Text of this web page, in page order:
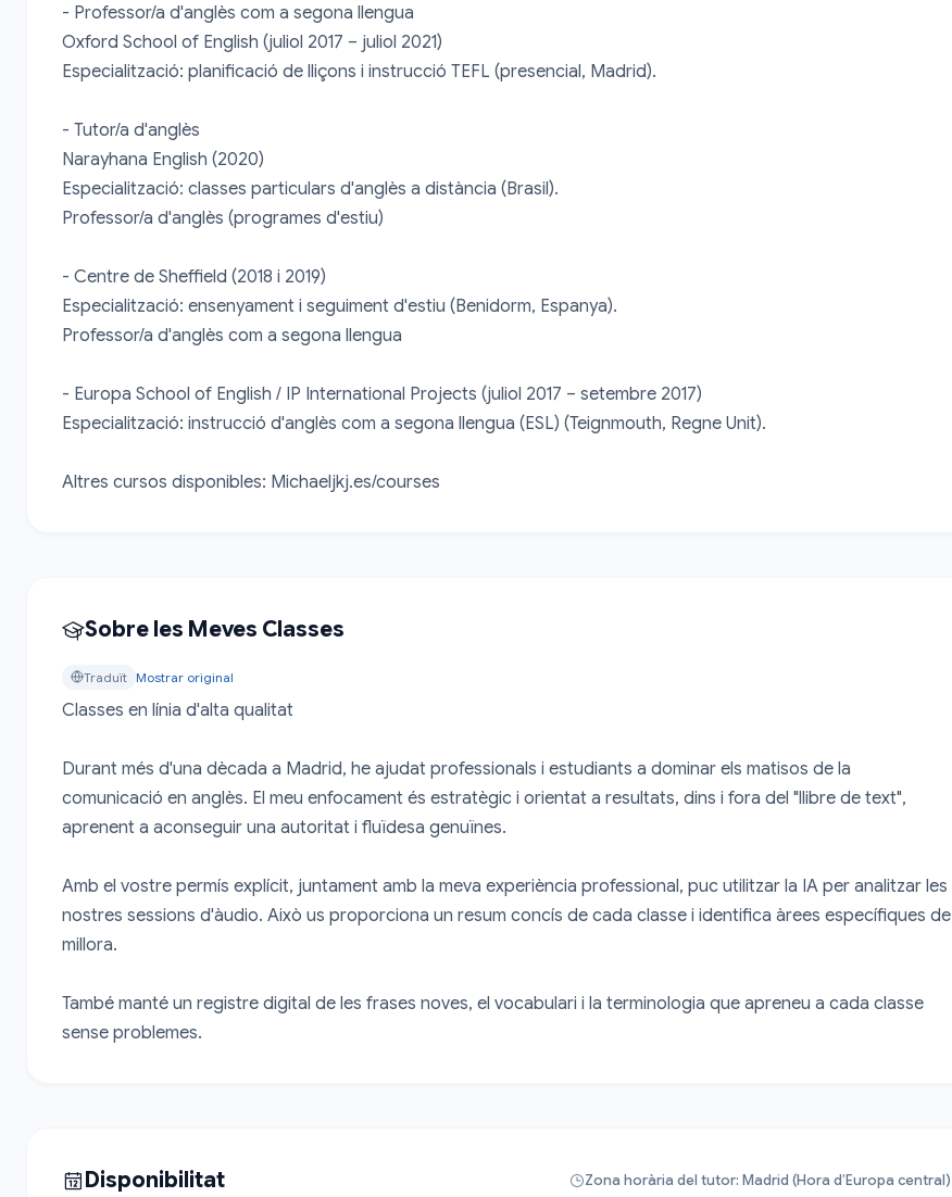
- Professor/a d'anglès com a segona llengua
Oxford School of English (juliol 2017 – juliol 2021)
Especialització: planificació de lliçons i instrucció TEFL (presencial, Madrid).
- Tutor/a d'anglès
Narayhana English (2020)
Especialització: classes particulars d'anglès a distància (Brasil).
Professor/a d'anglès (programes d'estiu)
- Centre de Sheffield (2018 i 2019)
Especialització: ensenyament i seguiment d'estiu (Benidorm, Espanya).
Professor/a d'anglès com a segona llengua
- Europa School of English / IP International Projects (juliol 2017 – setembre 2017)
Especialització: instrucció d'anglès com a segona llengua (ESL) (Teignmouth, Regne Unit).
Altres cursos disponibles: Michaeljkj.es/courses
Sobre les Meves Classes
Traduït Mostrar original
Classes en línia d'alta qualitat
Durant més d'una dècada a Madrid, he ajudat professionals i estudiants a dominar els matisos de la
comunicació en anglès. El meu enfocament és estratègic i orientat a resultats, dins i fora del "llibre de text",
aprenent a aconseguir una autoritat i fluïdesa genuïnes.
Amb el vostre permís explícit, juntament amb la meva experiència professional, puc utilitzar la IA per analitzar les
nostres sessions d'àudio. Això us proporciona un resum concís de cada classe i identifica àrees específiques de
millora.
També manté un registre digital de les frases noves, el vocabulari i la terminologia que apreneu a cada classe
sense problemes.
Disponibilitat Zona horària del tutor: Madrid (Hora d’Europa central)